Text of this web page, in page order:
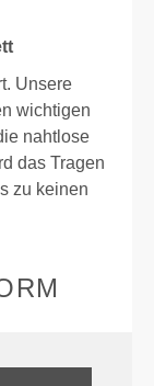
Unsere
wichtigen
nahtlose
das Tragen
zu keinen